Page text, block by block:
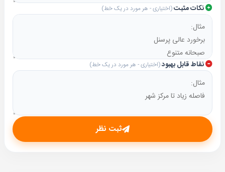
نکات مثبت(اختیاری - هر مورد در یک خط)
نقاط قابل بهبود(اختیاری - هر مورد در یک خط)
ثبت نظر